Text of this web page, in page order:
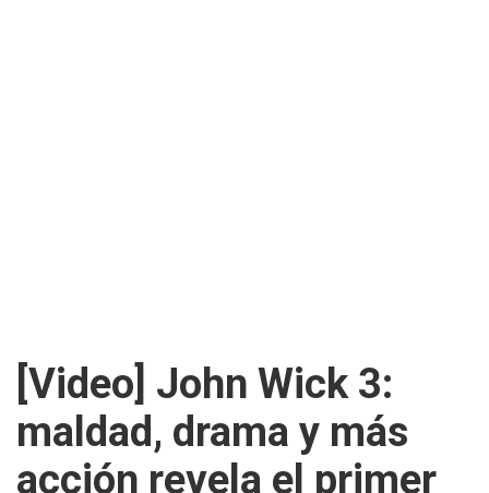
[Video] John Wick 3:
maldad, drama y más
acción revela el primer